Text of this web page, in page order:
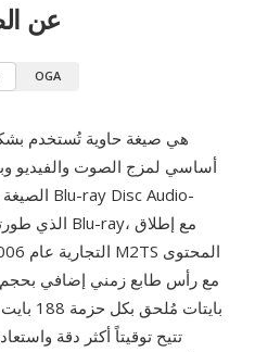
عن
OGA
أساسي لمزج الصوت والفيديو
تتيح توقيتاً أكثر دقة